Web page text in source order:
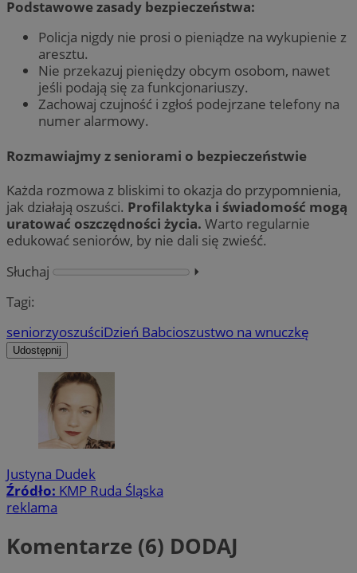
Podstawowe zasady bezpieczeństwa:
Policja nigdy nie prosi o pieniądze na wykupienie z
aresztu.
Nie przekazuj pieniędzy obcym osobom, nawet
jeśli podają się za funkcjonariuszy.
Zachowaj czujność i zgłoś podejrzane telefony na
numer alarmowy.
Rozmawiajmy z seniorami o bezpieczeństwie
Każda rozmowa z bliskimi to okazja do przypomnienia,
jak działają oszuści. Profilaktyka i świadomość mogą
uratować oszczędności życia. Warto regularnie
edukować seniorów, by nie dali się zwieść.
Słuchaj
⏵︎
Tagi:
seniorzyoszuściDzień Babcioszustwo na wnuczkę
Udostępnij
Justyna Dudek
Źródło: KMP Ruda Śląska
reklama
Komentarze (6) DODAJ